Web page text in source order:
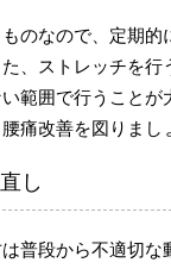
のなので、定期的
、ストレッチを行
範囲で行うことが
痛改善を図りまし
し
普段から不適切な